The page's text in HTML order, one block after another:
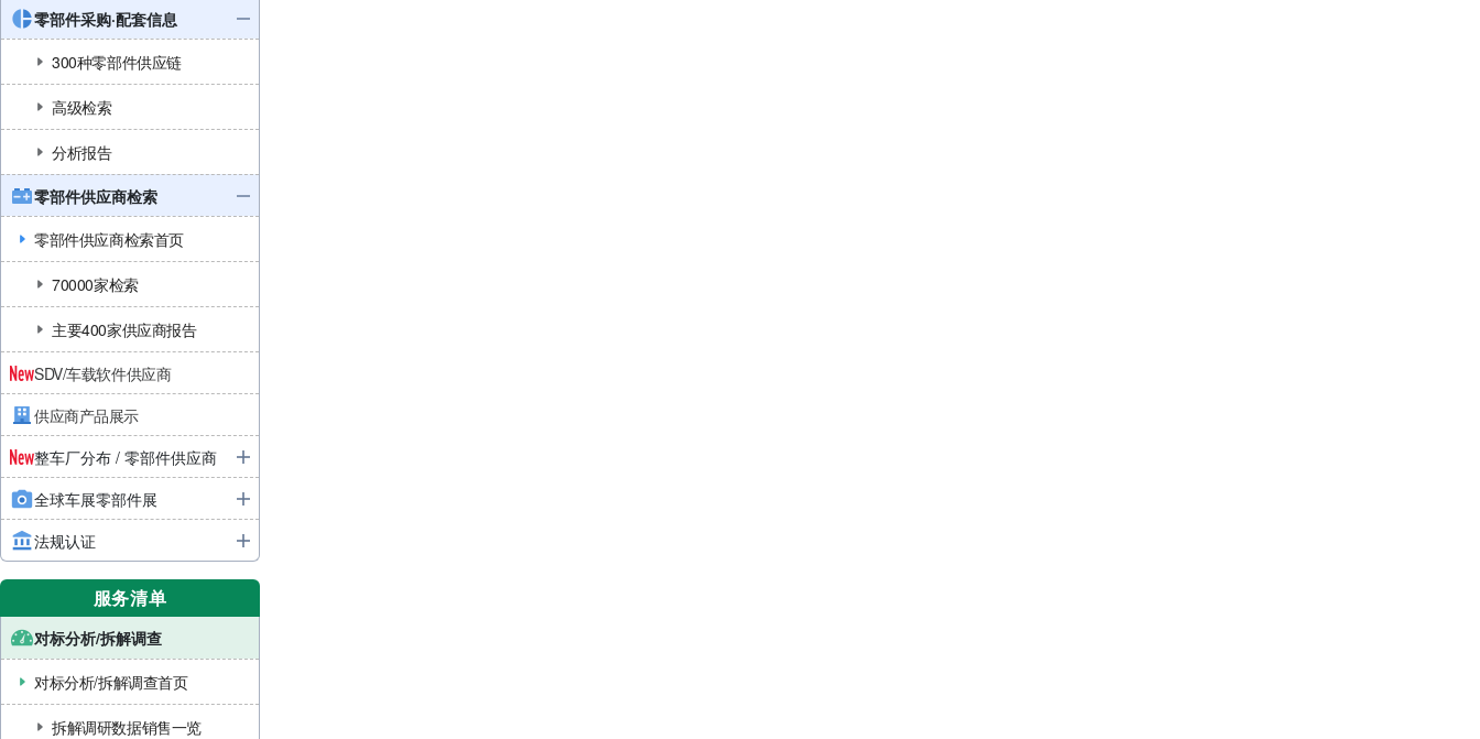
零部件采购·配套信息
300种零部件供应链
高级检索
分析报告
零部件供应商检索
零部件供应商检索首页
70000家检索
主要400家供应商报告
SDV/车载软件供应商
供应商产品展示
整车厂分布 / 零部件供应商
全球车展零部件展
法规认证
服务清单
对标分析/拆解调查
对标分析/拆解调查首页
拆解调研数据销售一览